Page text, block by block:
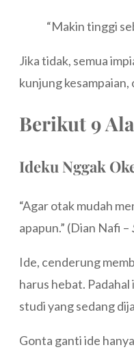
“Makin tinggi
Jika tidak, semua
kunjung
Berikut 9
Ideku Nggak
“Agar otak mudah
apapun.” (Dian Nafi –
Ide, cenderung
harus hebat.
studi yang sedang
Gonta ganti ide